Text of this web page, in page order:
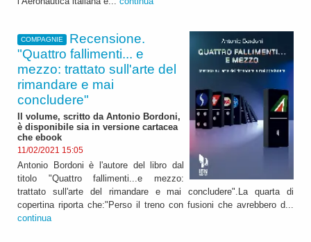
COMPAGNIE
Recensione.
"Quattro fallimenti... e
mezzo: trattato sull'arte del
rimandare e mai
concludere"
Il volume, scritto da Antonio Bordoni,
è disponibile sia in versione cartacea
che ebook
11/02/2021 15:05
Antonio Bordoni è l'autore del libro dal
titolo "Quattro fallimenti...e mezzo:
trattato sull'arte del rimandare e mai concludere".La quarta di
copertina riporta che:"Perso il treno con fusioni che avrebbero d...
continua